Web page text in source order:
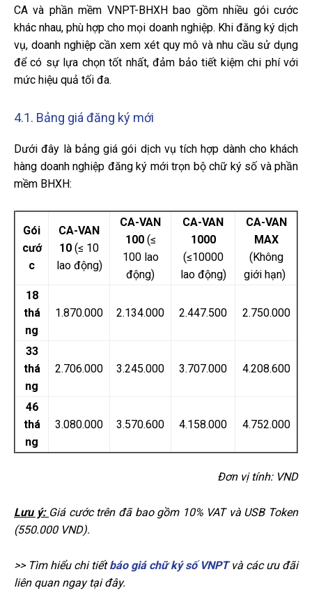
CA và phần mềm VNPT-BHXH bao gồm nhiều gói cước
khác nhau, phù hợp cho mọi doanh nghiệp. Khi đăng ký dịch
vụ, doanh nghiệp cần xem xét quy mô và nhu cầu sử dụng
để có sự lựa chọn tốt nhất, đảm bảo tiết kiệm chi phí với
mức hiệu quả tối đa.
4.1. Bảng giá đăng ký mới
Dưới đây là bảng giá gói dịch vụ tích hợp dành cho khách
hàng doanh nghiệp đăng ký mới trọn bộ chữ ký số và phần
mềm BHXH:
Gói
cướ
c
CA-VAN
10 (≤ 10
lao động)
CA-VAN
100 (≤
100 lao
động)
CA-VAN
1000
(≤10000
lao động)
CA-VAN
MAX
(Không
giới hạn)
18
thá
ng
1.870.000 2.134.000 2.447.500 2.750.000
33
thá
ng
2.706.000 3.245.000 3.707.000 4.208.600
46
thá
ng
3.080.000 3.570.600 4.158.000 4.752.000
Đơn vị tính: VND
Lưu ý: Giá cước trên đã bao gồm 10% VAT và USB Token
(550.000 VND).
>> Tìm hiểu chi tiếtbáo giá chữ ký số VNPTvà các ưu đãi
liên quan ngay tại đây.